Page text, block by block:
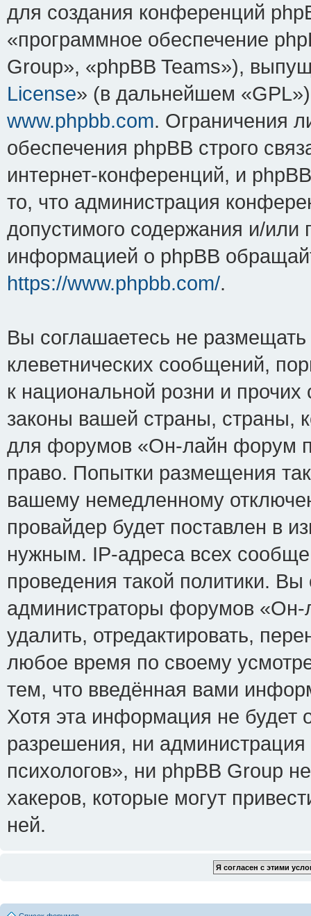
для создания конференций
«программное обеспечение
Group», «phpBB Teams»),
License» (в дальнейшем
www.phpbb.com. Ограничения
обеспечения phpBB строго
интернет-конференций, и
то, что администрация
допустимого содержания и/или
информацией о phpBB
https://www.phpbb.com/.
Вы соглашаетесь не
клеветнических сообщений,
к национальной розни и
законы вашей страны, страны,
для форумов «Он-лайн форум
право. Попытки размещения
вашему немедленному
провайдер будет поставлен в
нужным. IP-адреса всех
проведения такой политики.
администраторы форумов
удалить, отредактировать,
любое время по своему
тем, что введённая вами
Хотя эта информация не будет
разрешения, ни
психологов», ни phpBB Group
хакеров, которые могут
ней.